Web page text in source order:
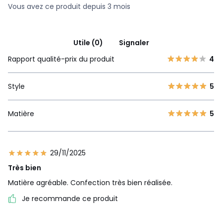
Vous avez ce produit depuis 3 mois
Utile (0)
Signaler
Rapport qualité-prix du produit
4
Style 5
Matière 5
29/11/2025
Très bien
Matière agréable. Confection très bien réalisée.
Je recommande ce produit